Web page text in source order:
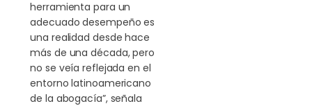
herramienta para un
adecuado desempeño es
una realidad desde hace
más de una década, pero
no se veía reflejada en el
entorno latinoamericano
de la abogacía”, señala